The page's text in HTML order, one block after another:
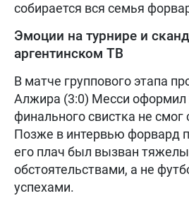
собирается вся семья
Эмоции на турнире и
аргентинском ТВ
В матче группового этапа
Алжира (3:0) Месси оформил
финального свистка не смог
Позже в интервью форвард
его плач был вызван
обстоятельствами, а не
успехами.